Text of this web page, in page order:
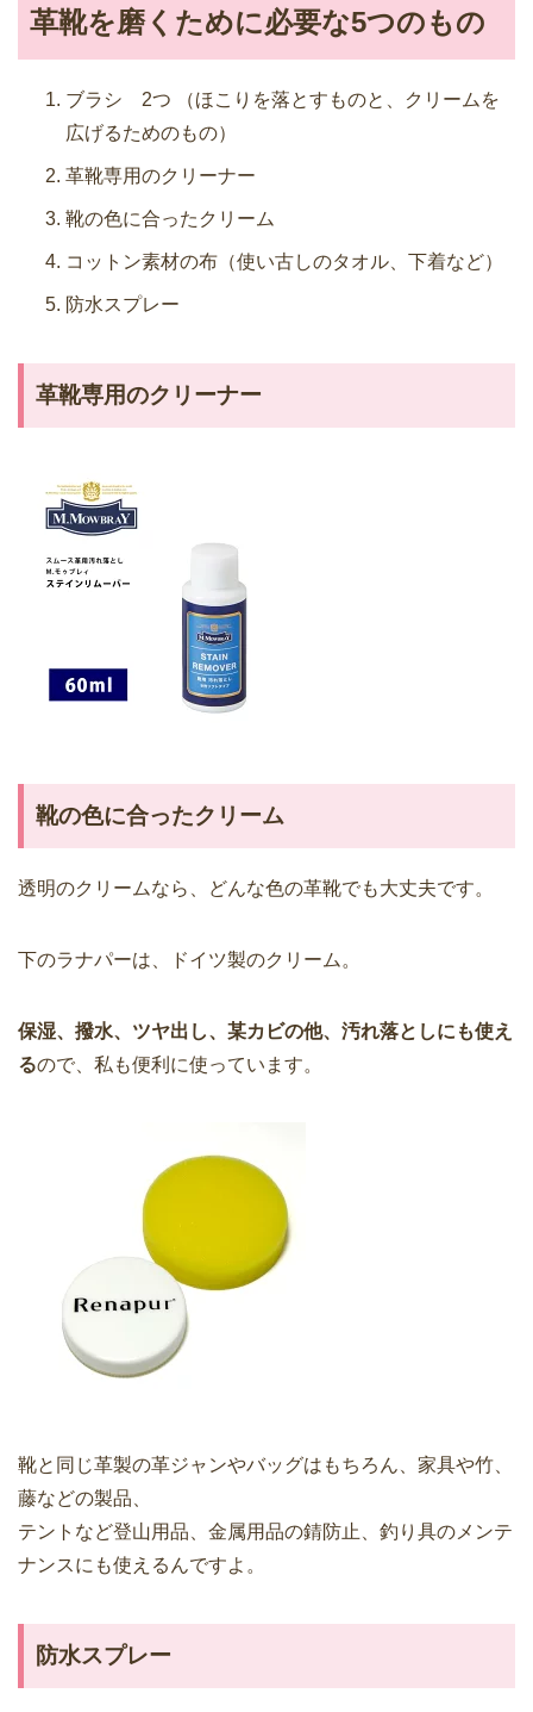
革靴を磨くために必要な5つのもの
ブラシ 2つ （ほこりを落とすものと、クリームを
広げるためのもの）
革靴専用のクリーナー
靴の色に合ったクリーム
コットン素材の布（使い古しのタオル、下着など）
防水スプレー
革靴専用のクリーナー
靴の色に合ったクリーム
透明のクリームなら、どんな色の革靴でも大丈夫です。
下のラナパーは、ドイツ製のクリーム。
保湿、撥水、ツヤ出し、某カビの他、汚れ落としにも使え
るので、私も便利に使っています。
靴と同じ革製の革ジャンやバッグはもちろん、家具や竹、
藤などの製品、
テントなど登山用品、金属用品の錆防止、釣り具のメンテ
ナンスにも使えるんですよ。
防水スプレー